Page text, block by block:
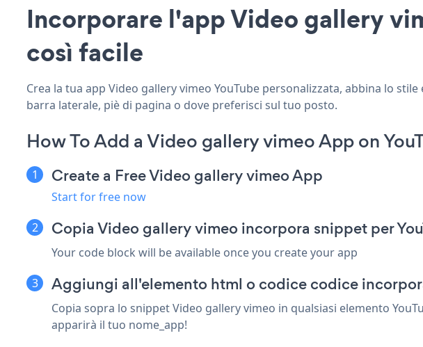
Incorporare l'app Video gallery
così facile
Crea la tua app Video gallery vimeo YouTube personalizzata, abbina lo
barra laterale, piè di pagina o dove preferisci sul tuo posto.
How To Add a Video gallery vimeo App on
Create a Free Video gallery vimeo App
Start for free now
Copia Video gallery vimeo incorpora snippet per
Your code block will be available once you create your app
Aggiungi all'elemento html o codice codice
Copia sopra lo snippet Video gallery vimeo in qualsiasi elemento
apparirà il tuo nome_app!